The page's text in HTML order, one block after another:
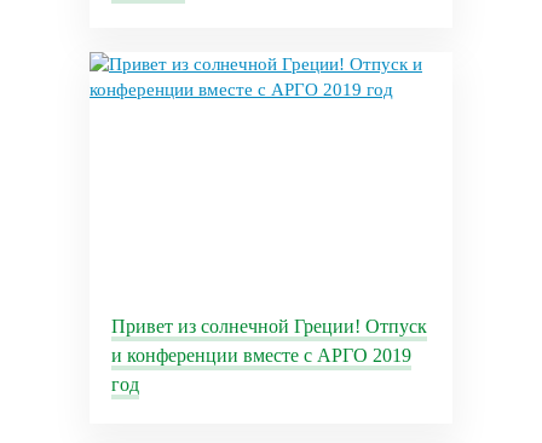
Привет из солнечной Греции! Отпуск
и конференции вместе с АРГО 2019
год